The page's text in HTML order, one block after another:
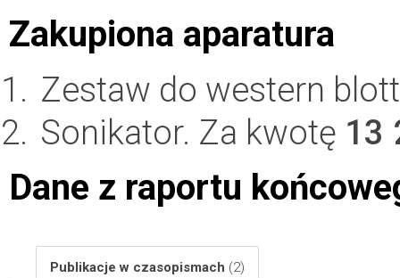
Zakupiona aparatura
Zestaw do western
Sonikator. Za kwotę 13
Dane z raportu
Publikacje w czasopismach (2)